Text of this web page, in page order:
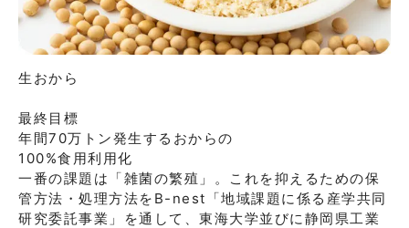
生おから
最終⽬標
年間70万トン発⽣するおからの
100%⾷⽤利⽤化
⼀番の課題は「雑菌の繁殖」。これを抑えるための保
管⽅法・処理⽅法をB-nest「地域課題に係る産学共同
研究委託事業」を通して、東海⼤学並びに静岡県⼯業